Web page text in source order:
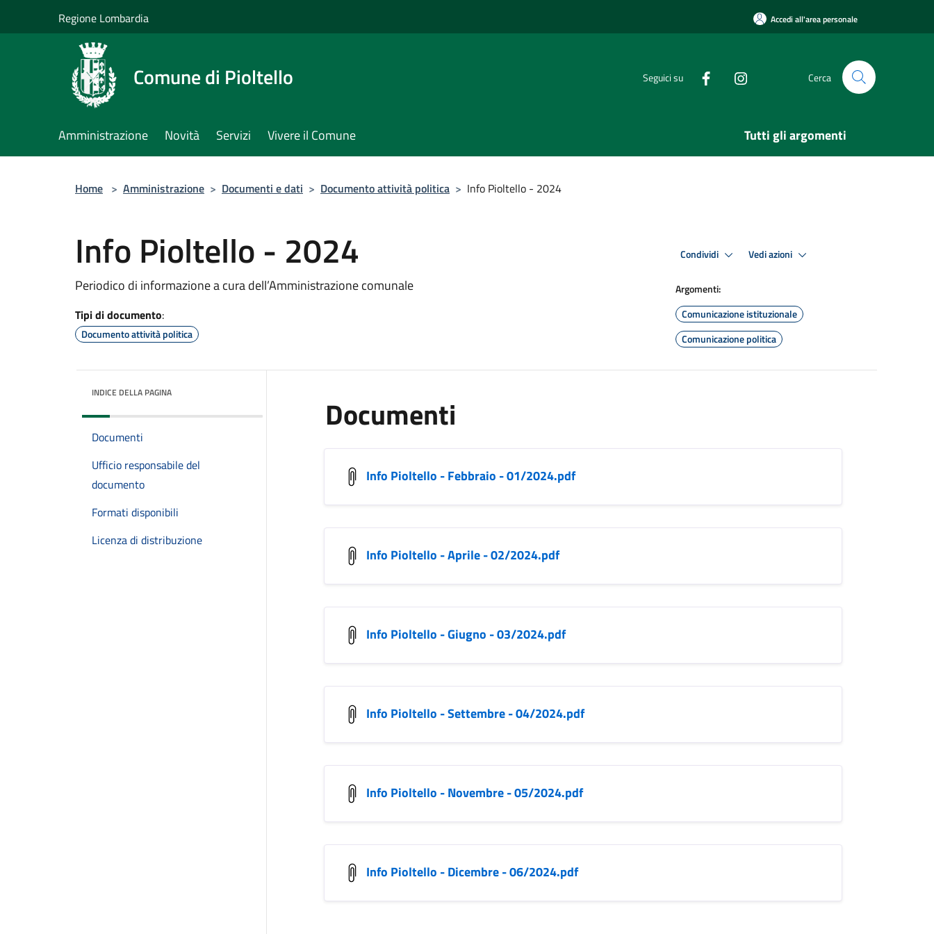
Regione Lombardia Accedi all'area personale
Comune di Pioltello Seguici su Cerca
Amministrazione Novità Servizi Vivere il Comune Tutti gli argomenti
Home > Amministrazione > Documenti e dati > Documento attività politica > Info Pioltello - 2024
Info Pioltello - 2024
Periodico di informazione a cura dell’Amministrazione comunale
Tipi di documento:
Documento attività politica
Condividi Vedi azioni
Argomenti:
Comunicazione istituzionale
Comunicazione politica
INDICE DELLA PAGINA
Documenti
Ufficio responsabile del
documento
Formati disponibili
Licenza di distribuzione
Documenti
Info Pioltello - Febbraio - 01/2024.pdf
Info Pioltello - Aprile - 02/2024.pdf
Info Pioltello - Giugno - 03/2024.pdf
Info Pioltello - Settembre - 04/2024.pdf
Info Pioltello - Novembre - 05/2024.pdf
Info Pioltello - Dicembre - 06/2024.pdf